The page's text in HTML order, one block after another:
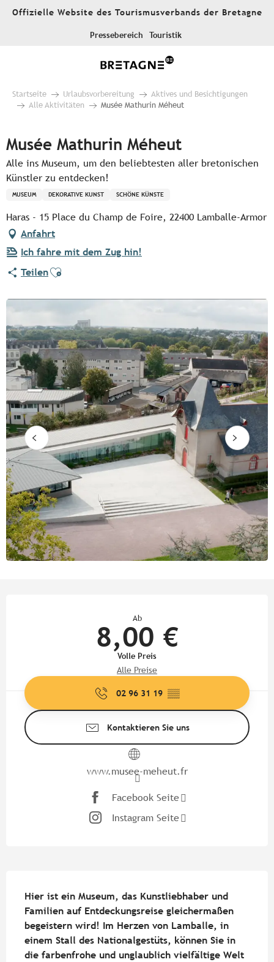
AllerOffizielle Website des Tourismusverbands der Bretagne
Pressebereich Touristik
Startseite Urlaubsvorbereitung
Aktives und Besichtigungen
Alle Aktivitäten
Musée Mathurin Méheut
Musée Mathurin Méheut
Alle ins Museum, um den beliebtesten aller bretonischen
Künstler zu entdecken!
MUSEUM DEKORATIVE KUNST SCHÖNE KÜNSTE
Haras - 15 Place du Champ de Foire, 22400 Lamballe-Armor
Anfahrt
Ich fahre mit dem Zug hin!
TeilenAjouter aux favoris
Ab
8,00 €
Volle Preis
Alle Preise
02 96 31 19 ▒▒
Kontaktieren Sie uns
www.musee-meheut.fr
Facebook Seite
Instagram Seite
Hier ist ein Museum, das Kunstliebhaber und
Familien auf Entdeckungsreise gleichermaßen
begeistern wird! Im Herzen von Lamballe, in
einem Stall des Nationalgestüts, können Sie in
die farbenfrohe und unglaublich vielfältige Welt